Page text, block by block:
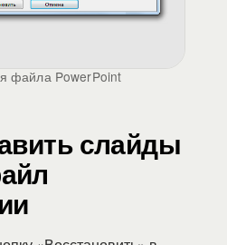
файла PowerPoint
слайды